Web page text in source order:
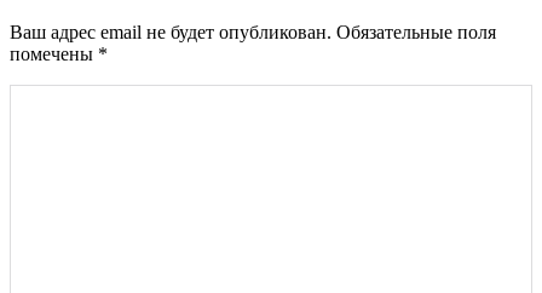
Ваш адрес email не будет опубликован. Обязательные поля
помечены *